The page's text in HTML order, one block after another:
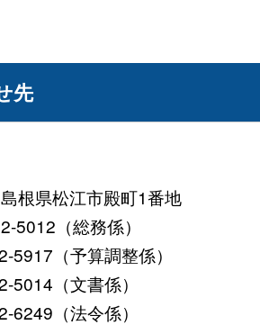
先
根県松江市殿町1番地
5012（総務係）
（予算調整係）
（文書係）
（法令係）